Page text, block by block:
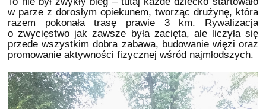
w parze z dorosłym opiekunem, tworząc drużynę, która
razem pokonała trasę prawie 3 km. Rywalizacja
o zwycięstwo jak zawsze była zacięta, ale liczyła się
przede wszystkim dobra zabawa, budowanie więzi oraz
promowanie aktywności fizycznej wśród najmłodszych.